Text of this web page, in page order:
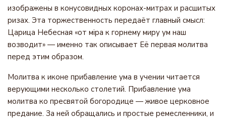
изображены в конусовидных коронах-митрах и расшитых
ризах. Эта торжественность передаёт главный смысл:
Царица Небесная «от мiра к горнему миру ум наш
возводит» — именно так описывает Её первая молитва
перед этим образом.
Молитва к иконе прибавление ума в учении читается
верующими несколько столетий. Прибавление ума
молитва ко пресвятой богородице — живое церковное
предание. За ней обращались и простые ремесленники, и